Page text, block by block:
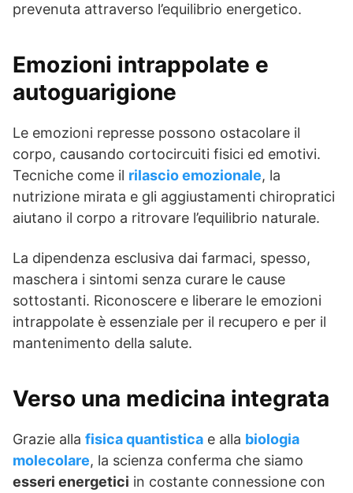
prevenuta attraverso l’equilibrio energetico.
Emozioni intrappolate e
autoguarigione
Le emozioni represse possono ostacolare il
corpo, causando cortocircuiti fisici ed emotivi.
Tecniche come il rilascio emozionale, la
nutrizione mirata e gli aggiustamenti chiropratici
aiutano il corpo a ritrovare l’equilibrio naturale.
La dipendenza esclusiva dai farmaci, spesso,
maschera i sintomi senza curare le cause
sottostanti. Riconoscere e liberare le emozioni
intrappolate è essenziale per il recupero e per il
mantenimento della salute.
Verso una medicina integrata
Grazie alla fisica quantistica e alla biologia
molecolare, la scienza conferma che siamo
esseri energetici in costante connessione con